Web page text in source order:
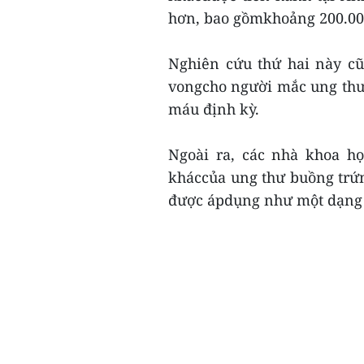
hơn, bao gồmkhoảng
Nghiên cứu thứ hai này
vongcho người mắc ung
máu định kỳ.
Ngoài ra, các nhà khoa
kháccủa ung thư buồng
được ápdụng như một